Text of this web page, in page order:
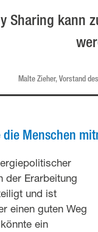
Sharing kann
Malte Zieher, Vorstand
die Menschen
der Erarbeitung
und ist
einen guten Weg
ein